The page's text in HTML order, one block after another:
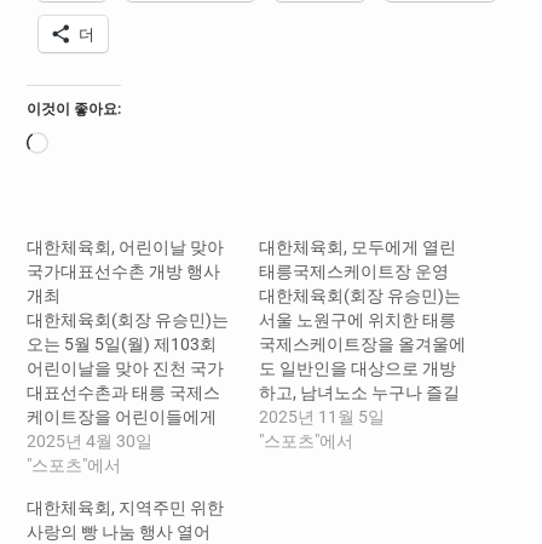
더
이것이 좋아요:
로
대한체육회, 어린이날 맞아
국가대표선수촌 개방 행사
개최
대한체육회(회장 유승민)는
오는 5월 5일(월) 제103회
어린이날을 맞아 진천 국가
대표선수촌과 태릉 국제스
케이트장을 어린이들에게
개방하고, 다채로운 체험 프
로그램을 운영한다. 이번 행
강화하고, 어린이들에게 스
포츠에 대한 관심과 꿈을 심
2025년 4월 30일
"스포츠"에서
대한체육회, 모두에게 열린
태릉국제스케이트장 운영
대한체육회(회장 유승민)는
서울 노원구에 위치한 태릉
국제스케이트장을 올겨울에
도 일반인을 대상으로 개방
하고, 남녀노소 누구나 즐길
수 있는 다채로운 프로그램
과 편리한 시설을 운영한다.
2025년 11월 5일
"스포츠"에서
대한체육회, 지역주민 위한
사랑의 빵 나눔 행사 열어